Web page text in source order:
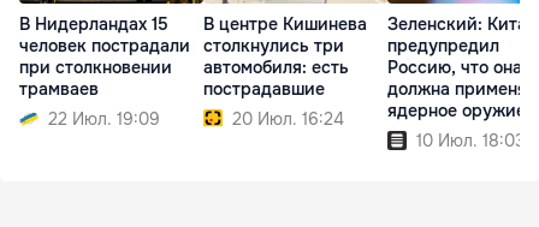
В Нидерландах 15
человек пострадали
при столкновении
трамваев
22 Июл. 19:09
В центре Кишинева
столкнулись три
автомобиля: есть
пострадавшие
20 Июл. 16:24
Зеленский: Китай
предупредил
Россию, что она
должна
ядерное оружие
10 Июл. 18:03